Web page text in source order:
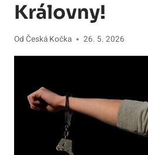
Královny!
Od Česká Kočka 26. 5. 2026